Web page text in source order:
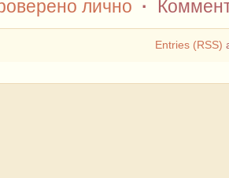
лично ·
Entries (RSS)